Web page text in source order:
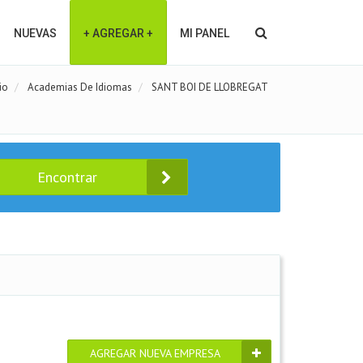
NUEVAS + AGREGAR + MI PANEL
Academias De Idiomas SANT BOI DE LLOBREGAT
Encontrar
AGREGAR NUEVA EMPRESA